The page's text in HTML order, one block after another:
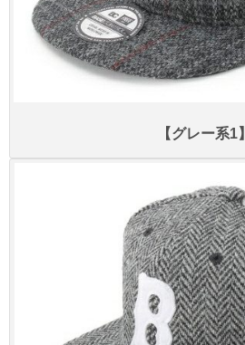
【グレー系1】